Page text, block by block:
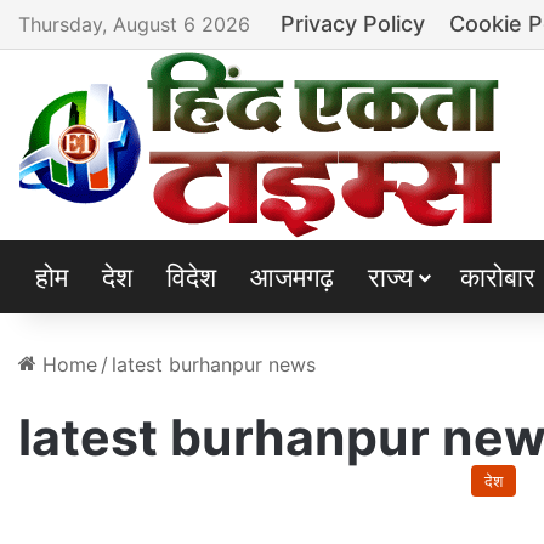
Thursday, August 6 2026 Privacy Policy Cookie
होम देश विदेश आजमगढ़ राज्य कारोबार
Home / latest burhanpur news
latest burhanpur
देश